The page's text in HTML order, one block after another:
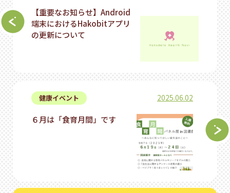
【重要なお知らせ】Android
端末におけるHakobitアプリ
の更新について
健康イベント 2025.06.02
６月は「食育月間」です